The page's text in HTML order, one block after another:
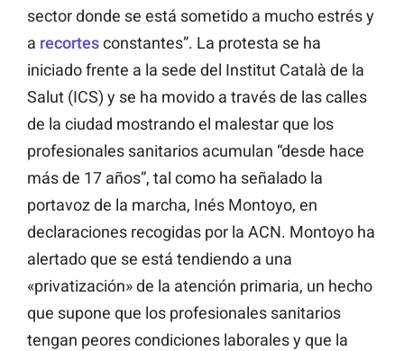
sector donde se está sometido a mucho estrés y
a recortesconstantes”. La protesta se ha
iniciado frente a la sede del Institut Català de la
Salut (ICS) y se ha movido a través de las calles
de la ciudad mostrando el malestar que los
profesionales sanitarios acumulan “desde hace
más de 17 años”, tal como ha señalado la
portavoz de la marcha, Inés Montoyo, en
declaraciones recogidas por la ACN. Montoyo ha
alertado que se está tendiendo a una
«privatización» de la atención primaria, un hecho
que supone que los profesionales sanitarios
tengan peores condiciones laborales y que la